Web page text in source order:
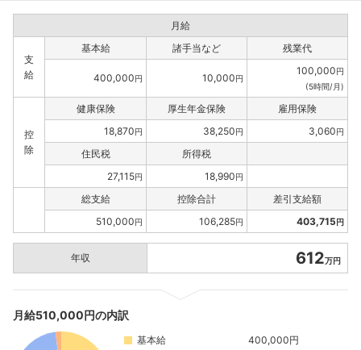
月給
支
給
基本給 諸手当など 残業代
400,000円 10,000円
100,000円
(5時間/月)
控
除
健康保険 厚生年金保険
雇用保険
18,870円 38,250円 3,060円
住民税
所得税
27,115円 18,990円
総支給 控除合計
差引支給額
510,000円 106,285円 403,715円
年収 612万円
月給510,000円の内訳
基本給
400,000円